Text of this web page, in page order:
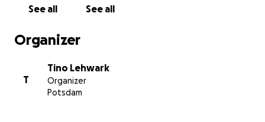
See all See all
Organizer
T
Tino Lehwark
Organizer
Potsdam